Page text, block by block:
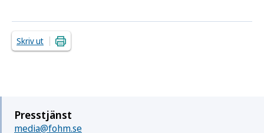
Skriv ut
Presstjänst
media@fohm.se